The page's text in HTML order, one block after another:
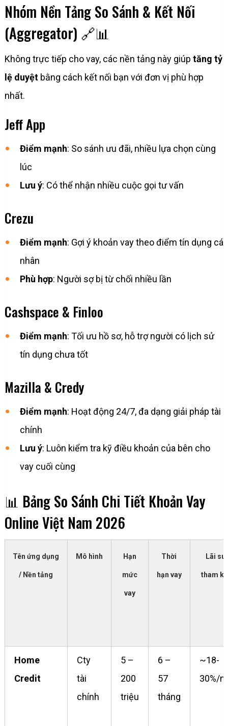
Nhóm Nền Tảng So Sánh & Kết Nối
(Aggregator) 🔗📊
Không trực tiếp cho vay, các nền tảng này giúp tăng tỷ
lệ duyệtbằng cách kết nối bạn với đơn vị phù hợp
nhất.
Jeff App
Điểm mạnh: So sánh ưu đãi, nhiều lựa chọn cùng
lúc
Lưu ý: Có thể nhận nhiều cuộc gọi tư vấn
Crezu
Điểm mạnh: Gợi ý khoản vay theo điểm tín dụng cá
nhân
Phù hợp: Người sợ bị từ chối nhiều lần
Cashspace & Finloo
Điểm mạnh: Tối ưu hồ sơ, hỗ trợ người có lịch sử
tín dụng chưa tốt
Mazilla & Credy
Điểm mạnh: Hoạt động 24/7, đa dạng giải pháp tài
chính
Lưu ý: Luôn kiểm tra kỹ điều khoản của bên cho
vay cuối cùng
📊 Bảng So Sánh Chi Tiết Khoản Vay
Online Việt Nam 2026
Tên ứng dụng
/ Nền tảng
Mô hình Hạn
mức
vay
Thời
hạn vay
Lãi
tham
Home
Credit
Cty
tài
chính
5 –
200
triệu
6 –
57
tháng
~18-
30%/